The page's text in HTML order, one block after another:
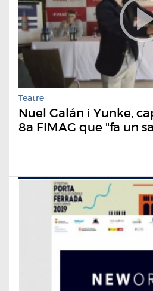
Teatre
Nuel Galán i Yunke,
8a FIMAG que "fa un